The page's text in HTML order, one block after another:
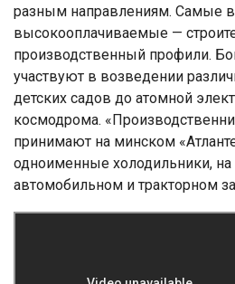
разным направлениям. Самые
высокооплачиваемые —
производственный профили.
участвуют в возведении
детских садов до атомной
космодрома.
принимают на минском
одноименные холодильники, на
автомобильном и тракторном